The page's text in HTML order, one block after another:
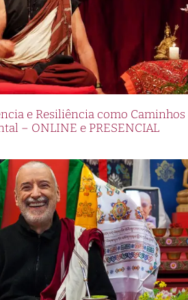
e Resiliência como Caminhos
– ONLINE e PRESENCIAL